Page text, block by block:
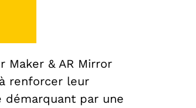
& AR Mirror
renforcer leur
par une